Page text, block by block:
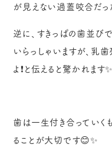
が見えない過蓋咬合だっ
逆に、すきっぱの歯並び
いらっしゃいますが、乳
よ❗と伝えると驚かれます✨
歯は一生付き合っていく
ることが大切です😊✨